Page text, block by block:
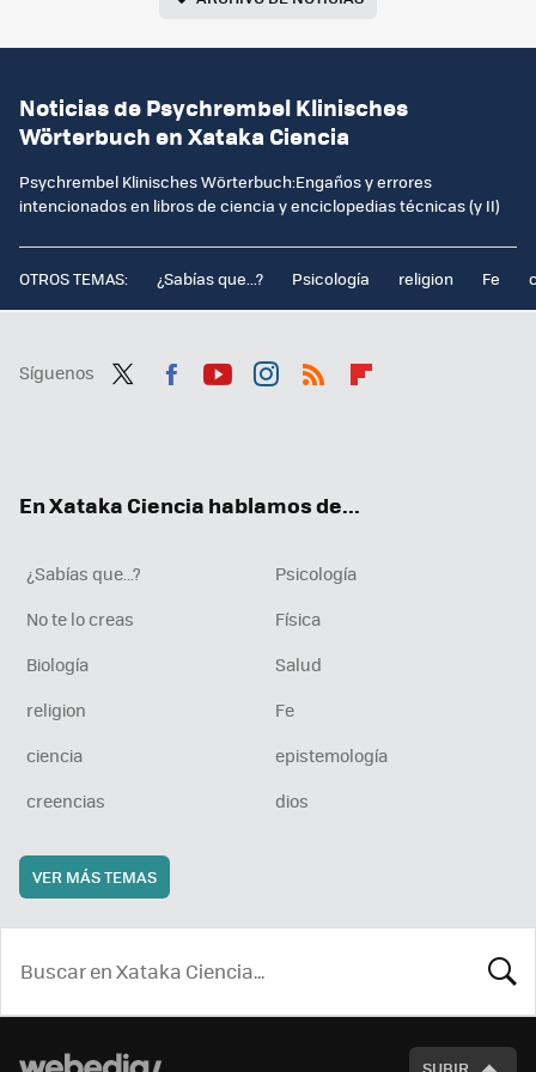
Noticias de Psychrembel Klinisches
Wörterbuch en Xataka Ciencia
Psychrembel Klinisches Wörterbuch:Engaños y errores
intencionados en libros de ciencia y enciclopedias técnicas (y II)
OTROS TEMAS: ¿Sabías que...? Psicología religion Fe
Síguenos
En Xataka Ciencia hablamos de...
¿Sabías que...?
Psicología
No te lo creas
Física
Biología
Salud
religion
Fe
ciencia
epistemología
creencias
dios
VER MÁS TEMAS